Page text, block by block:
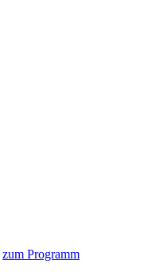
zum Programm